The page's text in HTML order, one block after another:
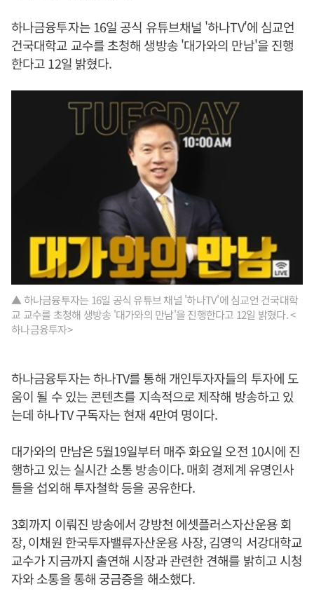
하나금융투자는 16일 공식 유튜브채널 '하나TV'에 심교언
건국대학교 교수를 초청해 생방송 '대가와의 만남'을 진행
한다고 12일 밝혔다.
▲ 하나금융투자는 16일 공식 유튜브 채널 '하나TV'에 심교언 건국대학
교 교수를 초청해 생방송 '대가와의 만남'을 진행한다고 12일 밝혔다. <
하나금융투자>
하나금융투자는 하나TV를 통해 개인투자자들의 투자에 도
움이 될 수 있는 콘텐츠를 지속적으로 제작해 방송하고 있
는데 하나TV 구독자는 현재 4만여 명이다.
대가와의 만남은 5월19일부터 매주 화요일 오전 10시에 진
행하고 있는 실시간 소통 방송이다. 매회 경제계 유명인사
들을 섭외해 투자철학 등을 공유한다.
3회까지 이뤄진 방송에서 강방천 에셋플러스자산운용 회
장, 이채원 한국투자밸류자산운용 사장, 김영익 서강대학교
교수가 지금까지 출연해 시장과 관련한 견해를 밝히고 시청
자와 소통을 통해 궁금증을 해소했다.